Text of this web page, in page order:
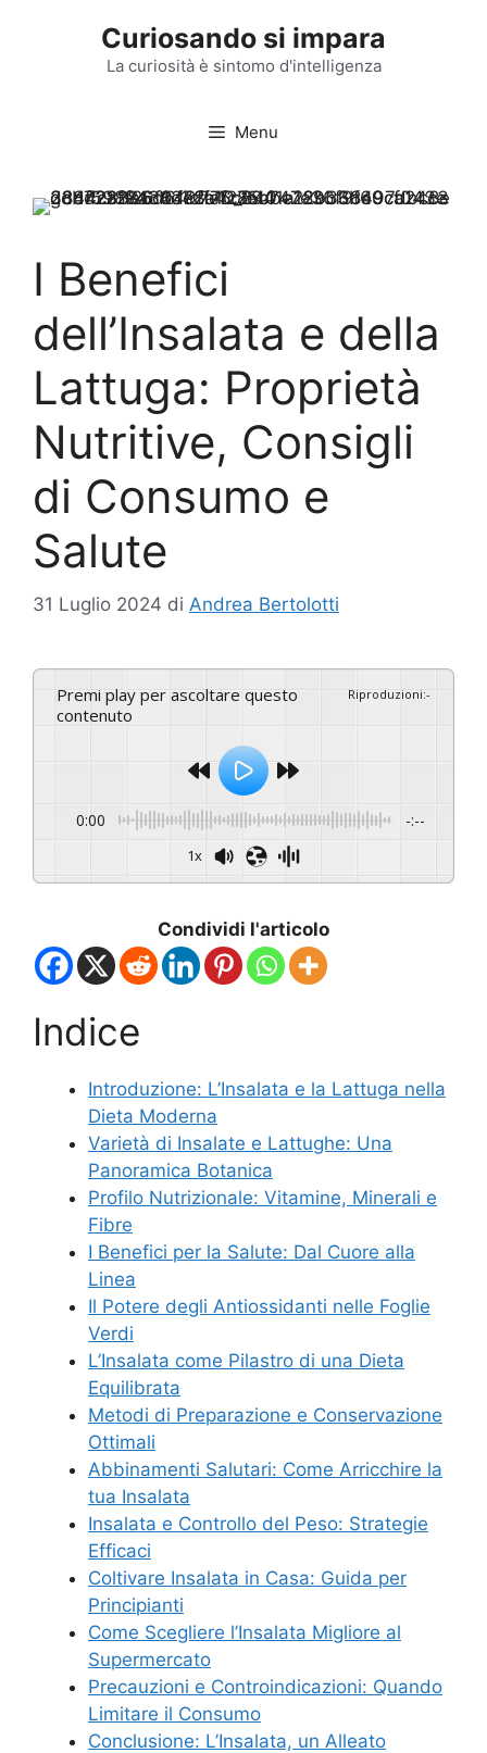
Curiosando si impara
La curiosità è sintomo d'intelligenza
Menu
I Benefici
dell’Insalata e della
Lattuga: Proprietà
Nutritive, Consigli
di Consumo e
Salute
31 Luglio 2024 di Andrea Bertolotti
Premi play per ascoltare questo
contenuto
Riproduzioni:-
0:00 -:--
1x
Condividi l'articolo
Indice
Introduzione: L’Insalata e la Lattuga nella
Dieta Moderna
Varietà di Insalate e Lattughe: Una
Panoramica Botanica
Profilo Nutrizionale: Vitamine, Minerali e
Fibre
I Benefici per la Salute: Dal Cuore alla
Linea
Il Potere degli Antiossidanti nelle Foglie
Verdi
L’Insalata come Pilastro di una Dieta
Equilibrata
Metodi di Preparazione e Conservazione
Ottimali
Abbinamenti Salutari: Come Arricchire la
tua Insalata
Insalata e Controllo del Peso: Strategie
Efficaci
Coltivare Insalata in Casa: Guida per
Principianti
Come Scegliere l’Insalata Migliore al
Supermercato
Precauzioni e Controindicazioni: Quando
Limitare il Consumo
Conclusione: L’Insalata, un Alleato